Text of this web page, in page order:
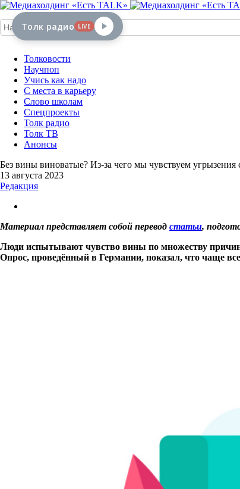
Толковости
Научпоп
Учись как надо
С места в карьеру
Слово школам
Спецпроекты
Толк радио
Толк ТВ
Анонсы
Без вины виноватые? Из-за чего мы чувствуем угрызения
13 августа 2023
Редакция
Материал представляет собой перевод статьи,
Люди испытывают чувство вины по множеству причин:
Опрос, проведённый в Германии, показал, что чаще
Толк радио LIVE